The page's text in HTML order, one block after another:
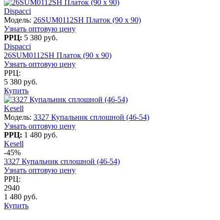
Dispacci
Модель: 26SUM0112SH Платок (90 х 90)
Узнать оптовую цену
РРЦ: 5 380 руб.
Dispacci
26SUM0112SH Платок (90 х 90)
Узнать оптовую цену
РРЦ:
5 380 руб.
Купить
Kesell
Модель: 3327 Купальник сплошной (46-54)
Узнать оптовую цену
РРЦ: 1 480 руб.
Kesell
-45%
3327 Купальник сплошной (46-54)
Узнать оптовую цену
РРЦ:
2940
1 480 руб.
Купить